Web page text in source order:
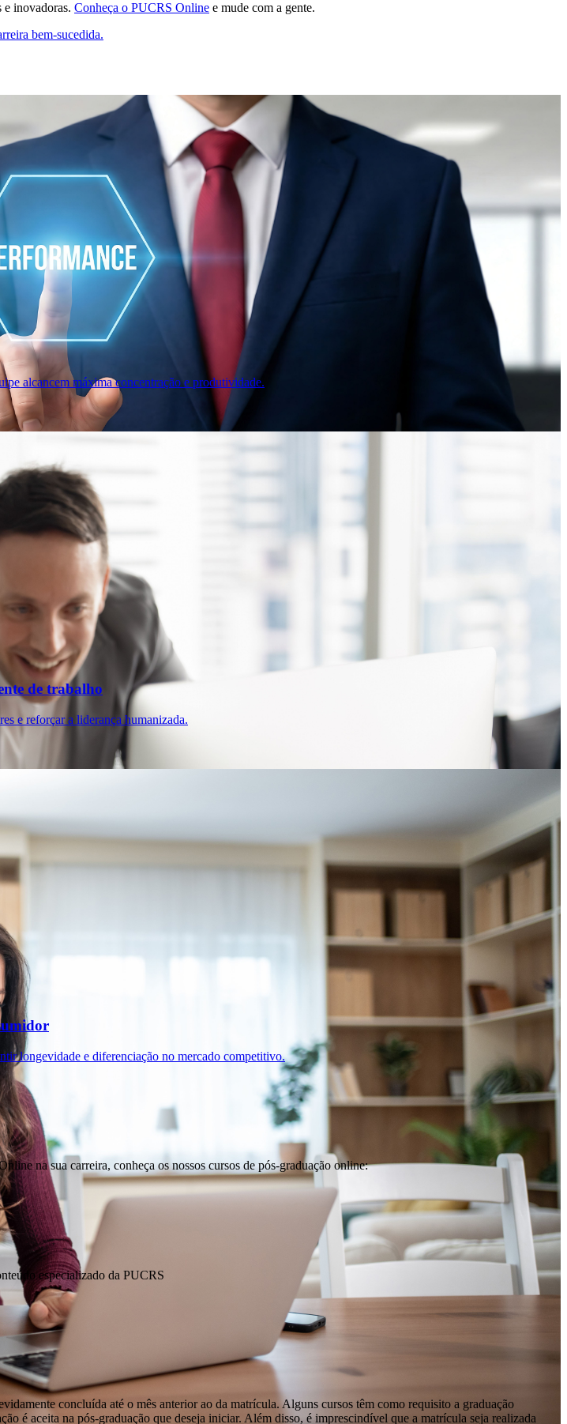
e inovadoras. Conheça o PUCRS Online e mude com a gente.
bem-sucedida.
alcancem máxima concentração e produtividade.
de trabalho
e reforçar a liderança humanizada.
longevidade e diferenciação no mercado competitivo.
na sua carreira, conheça os nossos cursos de pós-graduação online:
especializado da PUCRS
concluída até o mês anterior ao da matrícula. Alguns cursos têm como requisito a graduação
é aceita na pós-graduação que deseja iniciar. Além disso, é imprescindível que a matrícula seja realizada